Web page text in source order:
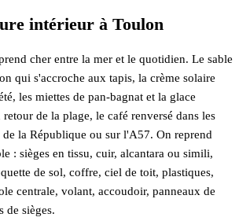
intérieur à Toulon
cher entre la mer et le quotidien. Le sable
qui s'accroche aux tapis, la crème solaire
les miettes de pan-bagnat et la glace
de la plage, le café renversé dans les
la République ou sur l'A57. On reprend
: sièges en tissu, cuir, alcantara ou simili,
de sol, coffre, ciel de toit, plastiques,
centrale, volant, accoudoir, panneaux de
de sièges.